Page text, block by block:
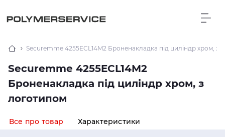
Securemme 4255ECL14M2 Броненакладка під циліндр хром, з
Securemme 4255ECL14M2
Броненакладка під циліндр хром, з
логотипом
Все про товар Характеристики